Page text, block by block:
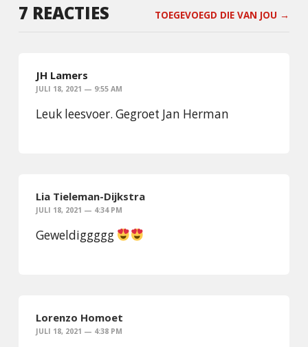
7 REACTIES TOEGEVOEGD DIE VAN JOU →
JH Lamers
JULI 18, 2021 — 9:55 AM
Leuk leesvoer. Gegroet Jan Herman
Lia Tieleman-Dijkstra
JULI 18, 2021 — 4:34 PM
Geweldiggggg
Lorenzo Homoet
JULI 18, 2021 — 4:38 PM